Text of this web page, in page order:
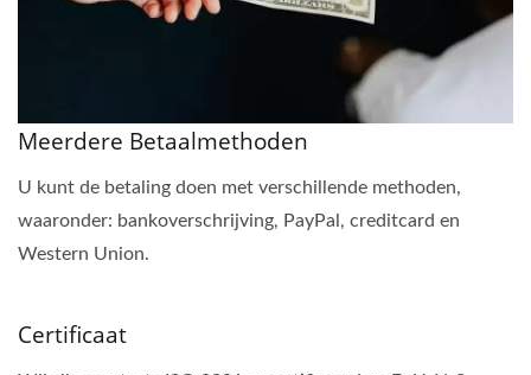
Meerdere Betaalmethoden
U kunt de betaling doen met verschillende methoden,
waaronder: bankoverschrijving, PayPal, creditcard en
Western Union.
Certificaat